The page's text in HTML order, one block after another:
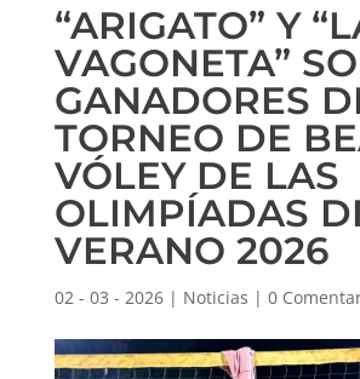
“ARIGATO” Y
VAGONETA”
GANADORES
TORNEO DE
VÓLEY DE LAS
OLIMPÍADAS
VERANO 2026
02 - 03 - 2026| Noticias | 0